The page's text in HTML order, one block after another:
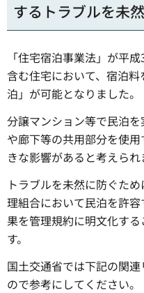
するトラブルを未
「住宅宿泊事業法」が平
含む住宅において、宿泊
泊」が可能となりました。
分譲マンション等で民泊
や廊下等の共用部分を使
きな影響があると考えられ
トラブルを未然に防ぐた
理組合において民泊を許
果を管理規約に明文化す
す。
国土交通省では下記の関
ので参考にしてください。